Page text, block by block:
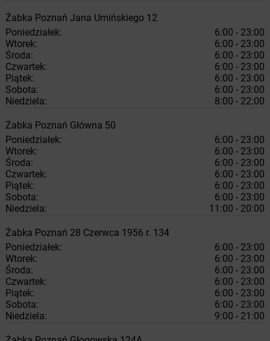
Żabka Poznań Jana Umińskiego 12
Poniedziałek:
6:00 - 23:00
Wtorek:
6:00 - 23:00
Środa:
6:00 - 23:00
Czwartek:
6:00 - 23:00
Piątek:
6:00 - 23:00
Sobota:
6:00 - 23:00
Niedziela:
8:00 - 22:00
Żabka Poznań Główna 50
Poniedziałek:
6:00 - 23:00
Wtorek:
6:00 - 23:00
Środa:
6:00 - 23:00
Czwartek:
6:00 - 23:00
Piątek:
6:00 - 23:00
Sobota:
6:00 - 23:00
Niedziela:
11:00 - 20:00
Żabka Poznań 28 Czerwca 1956 r. 134
Poniedziałek:
6:00 - 23:00
Wtorek:
6:00 - 23:00
Środa:
6:00 - 23:00
Czwartek:
6:00 - 23:00
Piątek:
6:00 - 23:00
Sobota:
6:00 - 23:00
Niedziela:
9:00 - 21:00